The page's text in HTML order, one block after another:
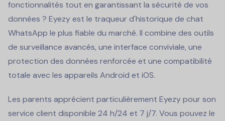
fonctionnalités tout en garantissant la sécurité de vos
données ? Eyezy est le traqueur d'historique de chat
WhatsApp le plus fiable du marché. Il combine des outils
de surveillance avancés, une interface conviviale, une
protection des données renforcée et une compatibilité
totale avec les appareils Android et iOS.
Les parents apprécient particulièrement Eyezy pour son
service client disponible 24 h/24 et 7 j/7. Vous pouvez le